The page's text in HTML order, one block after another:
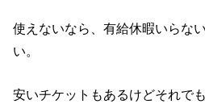
使えないなら、有給休暇いらな
い。
安いチケットもあるけどそれで